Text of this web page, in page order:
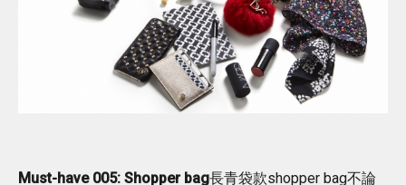
Must-have 005: Shopper bag長青袋款shopper bag不論